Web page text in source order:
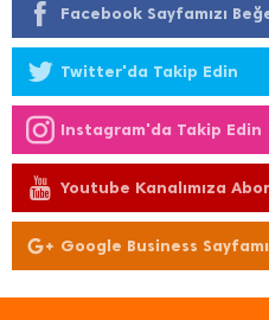
Facebook Sayfamızı
Twitter'da Takip Edin
Instagram'da Takip Edin
Youtube Kanalımıza
Google Business